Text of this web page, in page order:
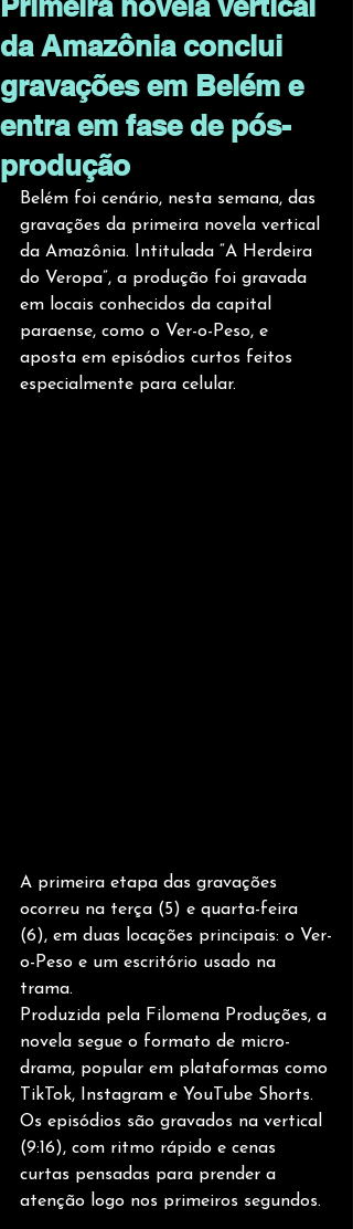
da Amazônia conclui
gravações em Belém e
entra em fase de pós-
produção
Belém foi cenário, nesta semana, das
gravações da primeira novela vertical
da Amazônia. Intitulada “A Herdeira
do Veropa”, a produção foi gravada
em locais conhecidos da capital
paraense, como o Ver-o-Peso, e
aposta em episódios curtos feitos
especialmente para celular.
A primeira etapa das gravações
ocorreu na terça (5) e quarta-feira
(6), em duas locações principais: o Ver-
o-Peso e um escritório usado na
trama.
Produzida pela Filomena Produções, a
novela segue o formato de micro-
drama, popular em plataformas como
TikTok, Instagram e YouTube Shorts.
Os episódios são gravados na vertical
(9:16), com ritmo rápido e cenas
curtas pensadas para prender a
atenção logo nos primeiros segundos.